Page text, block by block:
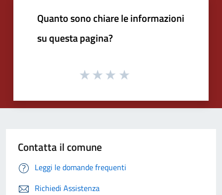
Quanto sono chiare le informazioni
su questa pagina?
Contatta il comune
Leggi le domande frequenti
Richiedi Assistenza